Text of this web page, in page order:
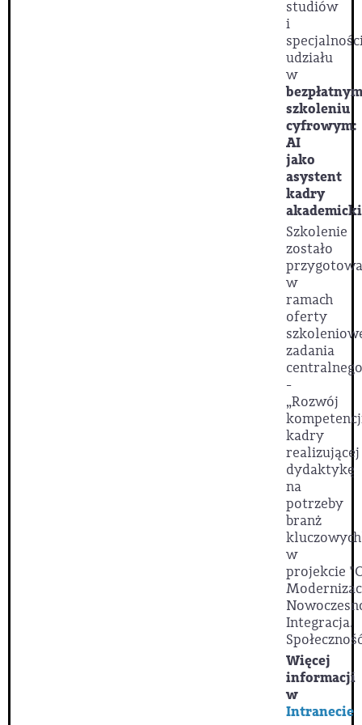
studiów
i
udziału
w
bezpłatnym
szkoleniu
cyfrowym:
AI
jako
asystent
kadry
Szkolenie
zostało
w
ramach
oferty
zadania
-
„Rozwój
kadry
realizującej
dydaktykę
na
potrzeby
branż
w
projekcie
Integracja.
Więcej
informacji
w
Intranecie